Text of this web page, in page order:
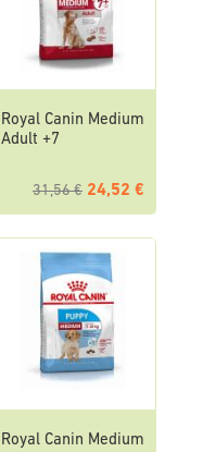
Royal Canin Medium
Adult +7
31,56 € 24,52 €
Royal Canin Medium